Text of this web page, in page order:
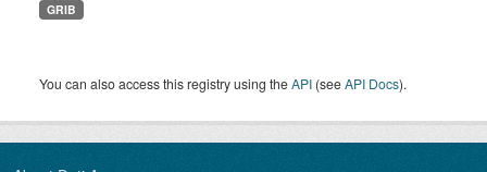
GRIB
You can also access this registry using theAPI (seeAPI Docs).